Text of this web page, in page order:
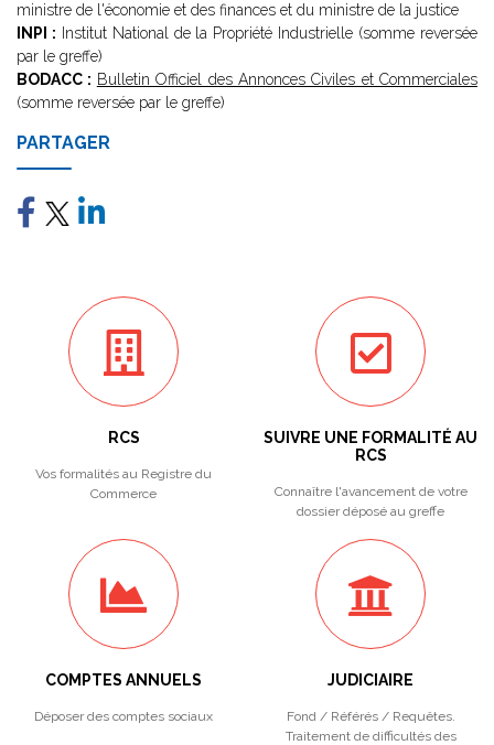
ministre de l'économie et des finances et du ministre de la justice
INPI : Institut National de la Propriété Industrielle (somme reversée
par le greffe)
BODACC : Bulletin Officiel des Annonces Civiles et Commerciales
(somme reversée par le greffe)
PARTAGER
RCS
Vos formalités au Registre du
Commerce
SUIVRE UNE FORMALITÉ AU
RCS
Connaître l'avancement de votre
dossier déposé au greffe
COMPTES ANNUELS
Déposer des comptes sociaux
JUDICIAIRE
Fond / Référés / Requêtes.
Traitement de difficultés des